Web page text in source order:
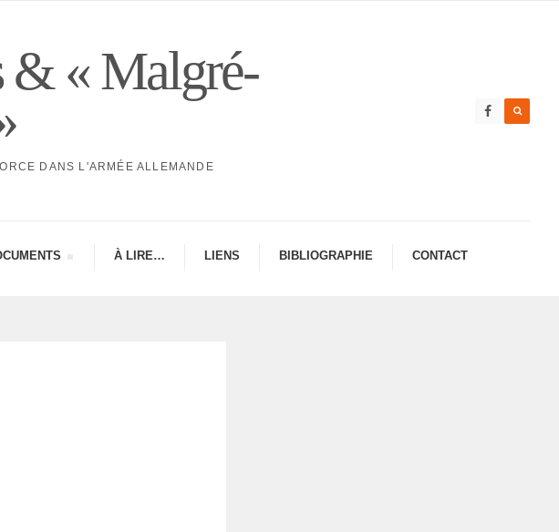
& « Malgré-
DANS L'ARMÉE ALLEMANDE
À LIRE… LIENS BIBLIO­GRA­PHIE CONTAC­­T